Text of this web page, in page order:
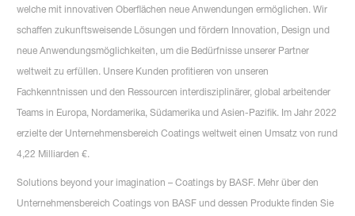
welche mit innovativen Oberflächen neue Anwendungen ermöglichen. Wir
schaffen zukunftsweisende Lösungen und fördern Innovation, Design und
neue Anwendungsmöglichkeiten, um die Bedürfnisse unserer Partner
weltweit zu erfüllen. Unsere Kunden profitieren von unseren
Fachkenntnissen und den Ressourcen interdisziplinärer, global arbeitender
Teams in Europa, Nordamerika, Südamerika und Asien-Pazifik. Im Jahr 2022
erzielte der Unternehmensbereich Coatings weltweit einen Umsatz von rund
4,22 Milliarden €.
Solutions beyond your imagination – Coatings by BASF. Mehr über den
Unternehmensbereich Coatings von BASF und dessen Produkte finden Sie